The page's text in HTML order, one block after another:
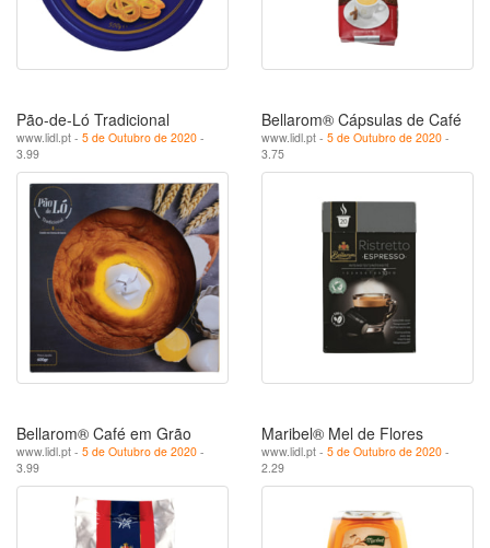
Pão-de-Ló Tradicional
www.lidl.pt - 5 de Outubro de 2020 -
3.99
Bellarom® Cápsulas de Café
www.lidl.pt - 5 de Outubro de 2020 -
3.75
Bellarom® Café em Grão
www.lidl.pt - 5 de Outubro de 2020 -
3.99
Maribel® Mel de Flores
www.lidl.pt - 5 de Outubro de 2020 -
2.29